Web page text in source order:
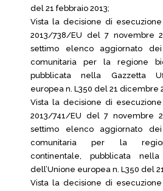
del 21 febbraio 2013;
Vista la decisione di
2013/738/EU del 7 novembre
settimo elenco aggiornato
comunitaria per la regione
pubblicata nella Gazzetta
europea n. L350 del 21 dicembre
Vista la decisione di
2013/741/EU del 7 novembre
settimo elenco aggiornato
comunitaria per la
continentale, pubblicata
dell’Unione europea n. L350 del
Vista la decisione di